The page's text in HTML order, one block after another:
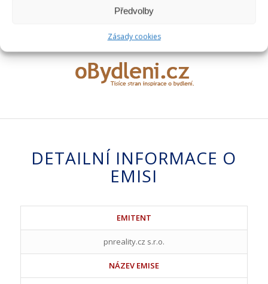
Předvolby
Zásady cookies
DETAILNÍ INFORMACE O
EMISI
EMITENT
pnreality.cz s.r.o.
NÁZEV EMISE